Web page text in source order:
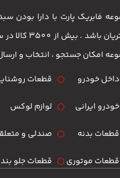
فابریک پارت با دارا بودن
مشتریان
امکان جستجو ، انتخاب و
داخل خودرو
خودرو ایرانی
قطعات بدنه
قطعات موتوری
قطعات
لوازم لوکس
صندلی و
قطعات جلو